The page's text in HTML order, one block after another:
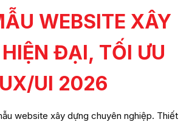
WEBSITE XÂY
ĐẠI, TỐI ƯU
UX/UI 2026
website xây dựng chuyên nghiệp. Thiết